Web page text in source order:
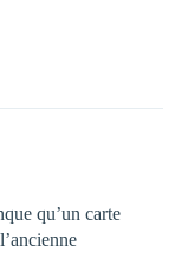
qu’un carte